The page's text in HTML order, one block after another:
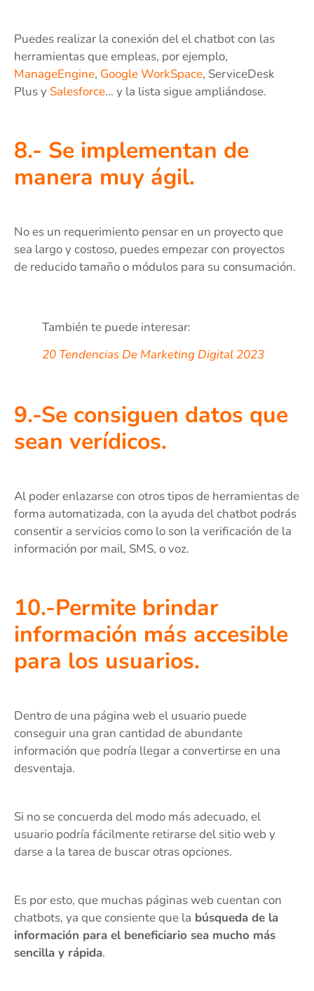
Puedes realizar la conexión del el chatbot con las
herramientas que empleas, por ejemplo,
ManageEngine, Google WorkSpace, ServiceDesk
Plus y Salesforce… y la lista sigue ampliándose.
8.- Se implementan de
manera muy ágil.
No es un requerimiento pensar en un proyecto que
sea largo y costoso, puedes empezar con proyectos
de reducido tamaño o módulos para su consumación.
También te puede interesar:
20 Tendencias De Marketing Digital 2023
9.-Se consiguen datos que
sean verídicos.
Al poder enlazarse con otros tipos de herramientas de
forma automatizada, con la ayuda del chatbot podrás
consentir a servicios como lo son la verificación de la
información por mail, SMS, o voz.
10.-Permite brindar
información más accesible
para los usuarios.
Dentro de una página web el usuario puede
conseguir una gran cantidad de abundante
información que podría llegar a convertirse en una
desventaja.
Si no se concuerda del modo más adecuado, el
usuario podría fácilmente retirarse del sitio web y
darse a la tarea de buscar otras opciones.
Es por esto, que muchas páginas web cuentan con
chatbots, ya que consiente que la búsqueda de la
información para el beneficiario sea mucho más
sencilla y rápida.